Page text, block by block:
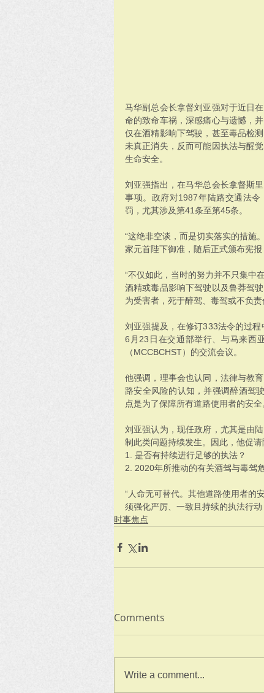
马华副总会长拿督刘亚强对于近日
命的致命车祸，深感痛心与遗憾，
仅在酒精影响下驾驶，甚至毒品检
未真正消失，反而可能因执法与醒
生命安全。
刘亚强指出，在马华总会长拿督斯
事项。政府对1987年陆路交通法
罚，尤其涉及第41条至第45条。
“这绝非空谈，而是切实落实的措施
家元首陛下御准，随后正式颁布宪
“不仅如此，当时的努力并不只集中
酒精或毒品影响下驾驶以及鲁莽驾
为受害者，死于醉驾、毒驾或不负
刘亚强提及，在修订333法令的过
6月23日在交通部举行、与马来西
（MCCBCHST）的交流会议。
他强调，理事会也认同，法律与教
路安全风险的认知，并强调醉酒驾
点是为了保障所有道路使用者的安全
刘亚强认为，现任政府，尤其是由
制此类问题持续发生。因此，他促请
1. 是否有持续进行足够的执法？
2. 2020年所推动的有关酒驾与毒驾
“人命无可替代。其他道路使用者的
须强化严厉、一致且持续的执法行
时事焦点
Comments
Write a comment...